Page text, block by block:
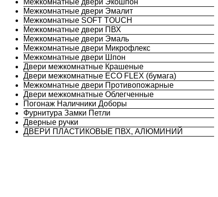
Межкомнатные двери Экошпон
Межкомнатные двери Эмалит
Межкомнатные SOFT TOUCH
Межкомнатные двери ПВХ
Межкомнатные двери Эмаль
Межкомнатные двери Микрофлекс
Межкомнатные двери Шпон
Двери межкомнатные Крашеные
Двери межкомнатные ECO FLEX (бумага)
Межкомнатные двери Противопожарные
Двери межкомнатные Облегченные
Погонаж Наличники Доборы
Фурнитура Замки Петли
Дверные ручки
ДВЕРИ ПЛАСТИКОВЫЕ ПВХ, АЛЮМИНИЙ